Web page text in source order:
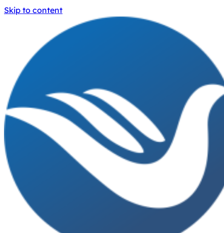
Skip to content